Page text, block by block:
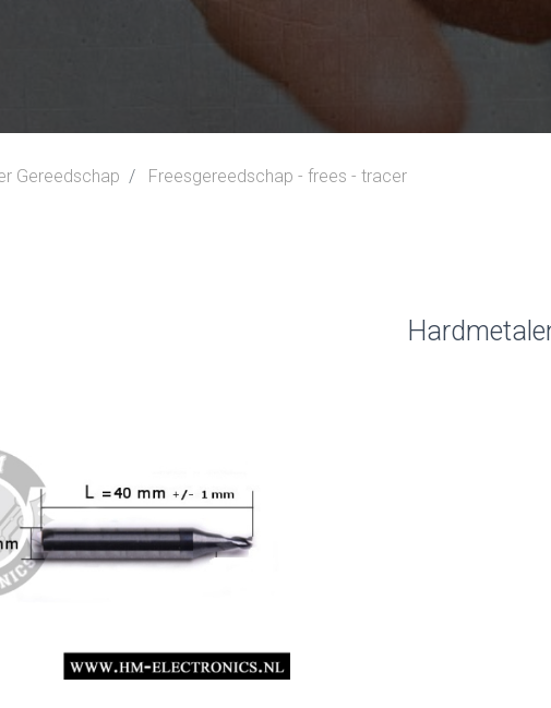
Gereedschap Freesgereedschap - frees - tracer